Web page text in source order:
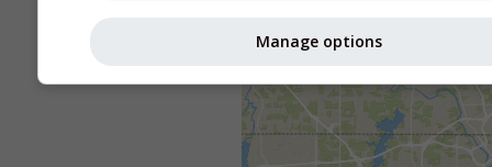
Manage options